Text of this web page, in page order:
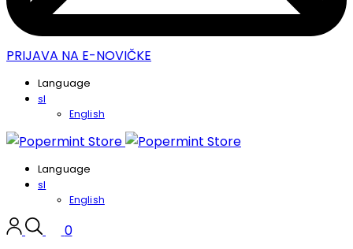
PRIJAVA NA E-NOVIČKE
Language
sl
English
Language
sl
English
0